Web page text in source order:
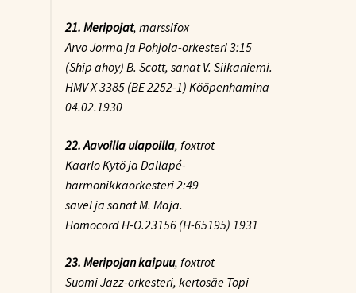
21. Meripojat, marssifox
Arvo Jorma ja Pohjola-orkesteri 3:15
(Ship ahoy) B. Scott, sanat V. Siikaniemi.
HMV X 3385 (BE 2252-1) Kööpenhamina
04.02.1930
22. Aavoilla ulapoilla, foxtrot
Kaarlo Kytö ja Dallapé-
harmonikkaorkesteri 2:49
sävel ja sanat M. Maja.
Homocord H-O.23156 (H-65195) 1931
23. Meripojan kaipuu, foxtrot
Suomi Jazz-orkesteri, kertosäe Topi